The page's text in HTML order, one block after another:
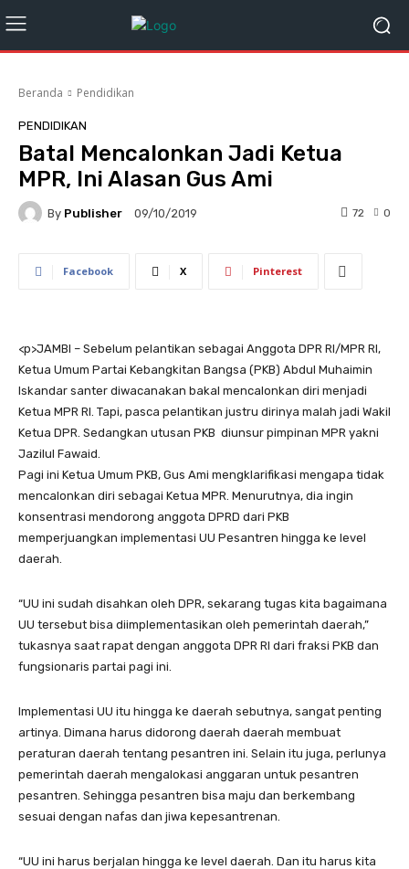
Beranda Pendidikan
PENDIDIKAN
Batal Mencalonkan Jadi Ketua
MPR, Ini Alasan Gus Ami
By Publisher 09/10/2019 0
72
Facebook X Pinterest
<p>JAMBI – Sebelum pelantikan sebagai Anggota DPR RI/MPR RI,
Ketua Umum Partai Kebangkitan Bangsa (PKB) Abdul Muhaimin
Iskandar santer diwacanakan bakal mencalonkan diri menjadi
Ketua MPR RI. Tapi, pasca pelantikan justru dirinya malah jadi Wakil
Ketua DPR. Sedangkan utusan PKB diunsur pimpinan MPR yakni
Jazilul Fawaid.
Pagi ini Ketua Umum PKB, Gus Ami mengklarifikasi mengapa tidak
mencalonkan diri sebagai Ketua MPR. Menurutnya, dia ingin
konsentrasi mendorong anggota DPRD dari PKB
memperjuangkan implementasi UU Pesantren hingga ke level
daerah.
“UU ini sudah disahkan oleh DPR, sekarang tugas kita bagaimana
UU tersebut bisa diimplementasikan oleh pemerintah daerah,”
tukasnya saat rapat dengan anggota DPR RI dari fraksi PKB dan
fungsionaris partai pagi ini.
Implementasi UU itu hingga ke daerah sebutnya, sangat penting
artinya. Dimana harus didorong daerah daerah membuat
peraturan daerah tentang pesantren ini. Selain itu juga, perlunya
pemerintah daerah mengalokasi anggaran untuk pesantren
pesantren. Sehingga pesantren bisa maju dan berkembang
sesuai dengan nafas dan jiwa kepesantrenan.
“UU ini harus berjalan hingga ke level daerah. Dan itu harus kita